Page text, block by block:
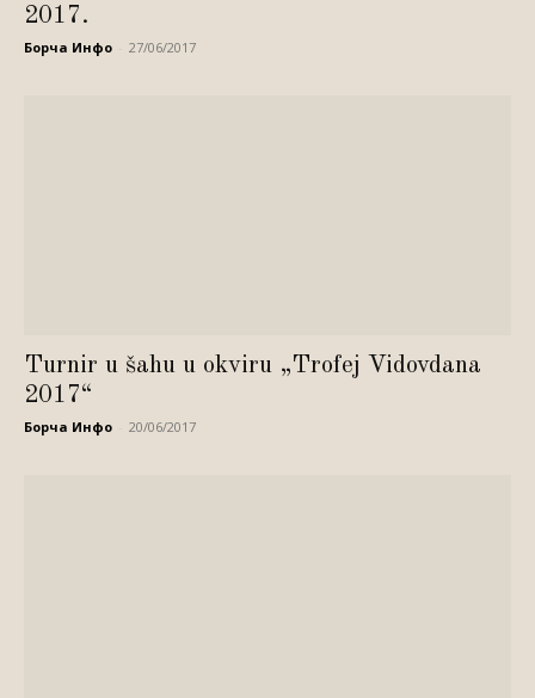
2017.
Борча Инфо 27/06/2017
Turnir u šahu u okviru „Trofej Vidovdana
2017“
Борча Инфо 20/06/2017